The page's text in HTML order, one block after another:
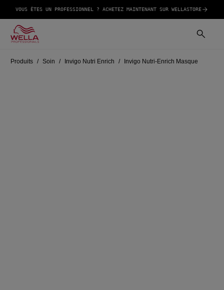
VOUS ÊTES UN PROFESSIONNEL ? ACHETEZ MAINTENANT SUR WELLASTORE
Produits Soin Invigo Nutri Enrich Invigo Nutri-Enrich Masque